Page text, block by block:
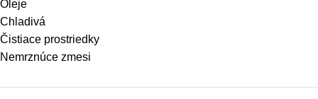
Oleje
Chladivá
Čistiace prostriedky
Nemrznúce zmesi